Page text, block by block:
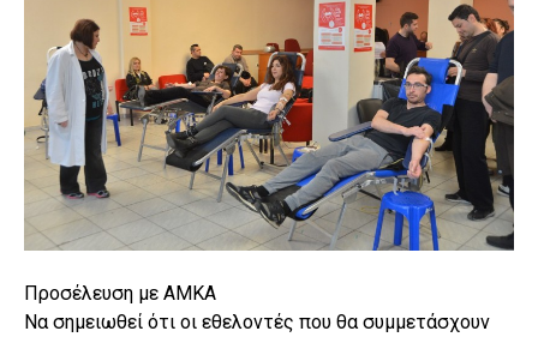
Προσέλευση με ΑΜΚΑ
Να σημειωθεί ότι οι εθελοντές που θα συμμετάσχουν